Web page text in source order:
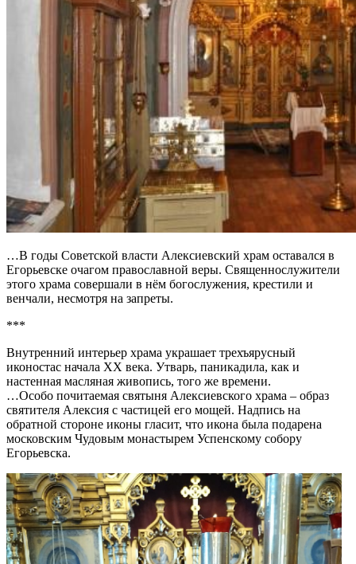
…В годы Советской власти Алексиевский храм оставался в
Егорьевске очагом православной веры. Священнослужители
этого храма совершали в нём богослужения, крестили и
венчали, несмотря на запреты.
***
Внутренний интерьер храма украшает трехъярусный
иконостас начала XX века. Утварь, паникадила, как и
настенная масляная живопись, того же времени.
…Особо почитаемая святыня Алексиевского храма – образ
святителя Алексия с частицей его мощей. Надпись на
обратной стороне иконы гласит, что икона была подарена
московским Чудовым монастырем Успенскому собору
Егорьевска.